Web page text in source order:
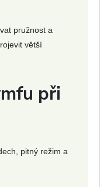
pružnost a
větší
při
pitný režim a